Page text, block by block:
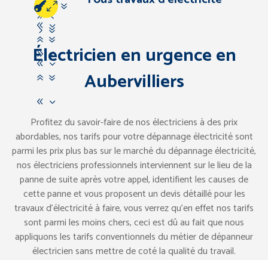
83
94
67
83
07
57
94
67
83
Électricien en urgence en
Aubervilliers
Profitez du savoir-faire de nos électriciens à des prix
abordables, nos tarifs pour votre dépannage électricité sont
parmi les prix plus bas sur le marché du dépannage électricité,
nos électriciens professionnels interviennent sur le lieu de la
panne de suite après votre appel, identifient les causes de
cette panne et vous proposent un devis détaillé pour les
travaux d’électricité à faire, vous verrez qu’en effet nos tarifs
sont parmi les moins chers, ceci est dû au fait que nous
appliquons les tarifs conventionnels du métier de dépanneur
électricien sans mettre de coté la qualité du travail.